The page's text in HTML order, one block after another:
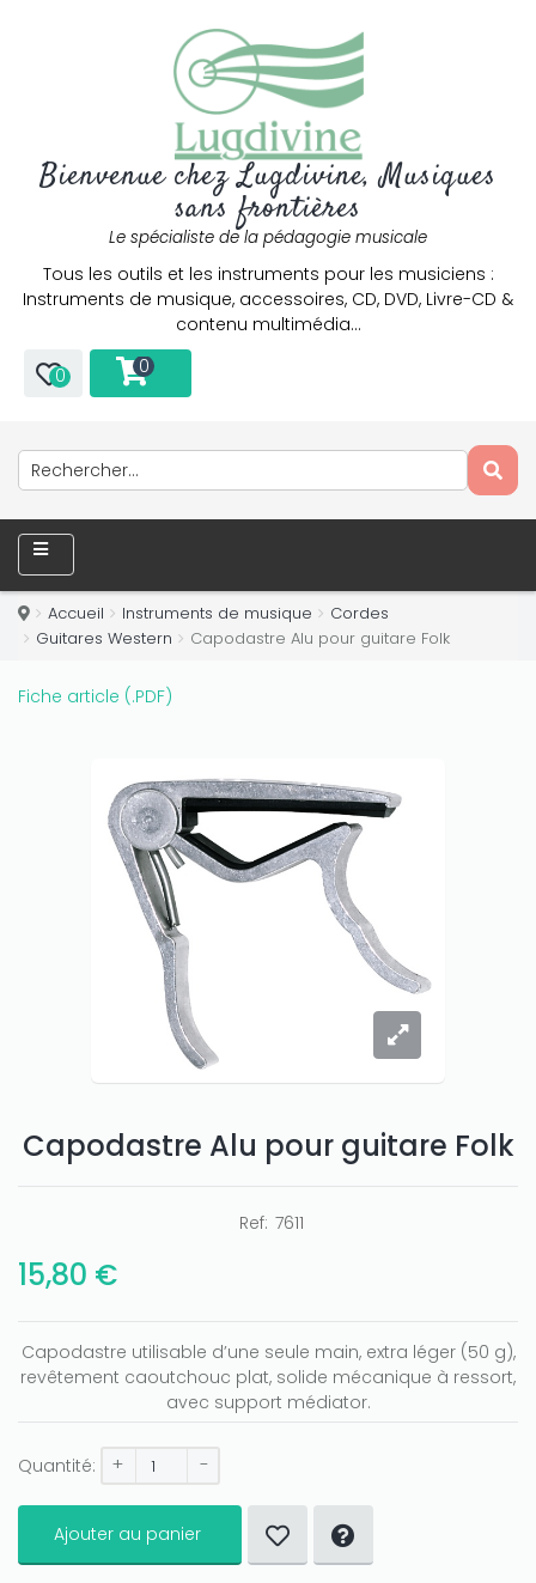
Bienvenue chez Lugdivine, Musiques
sans frontières
Le spécialiste de la pédagogie musicale
Tous les outils et les instruments pour les musiciens :
Instruments de musique, accessoires, CD, DVD, Livre-CD &
contenu multimédia…
0 0
Accueil Instruments de musique
Cordes
Guitares Western
Capodastre Alu pour guitare Folk
Fiche article (.PDF)
Capodastre Alu pour guitare Folk
Ref: 7611
15,80 €
Capodastre utilisable d’une seule main, extra léger (50 g),
revêtement caoutchouc plat, solide mécanique à ressort,
avec support médiator.
Quantité: + -
Ajouter au panier
Only play atJoo casinoif you really want to win a huge